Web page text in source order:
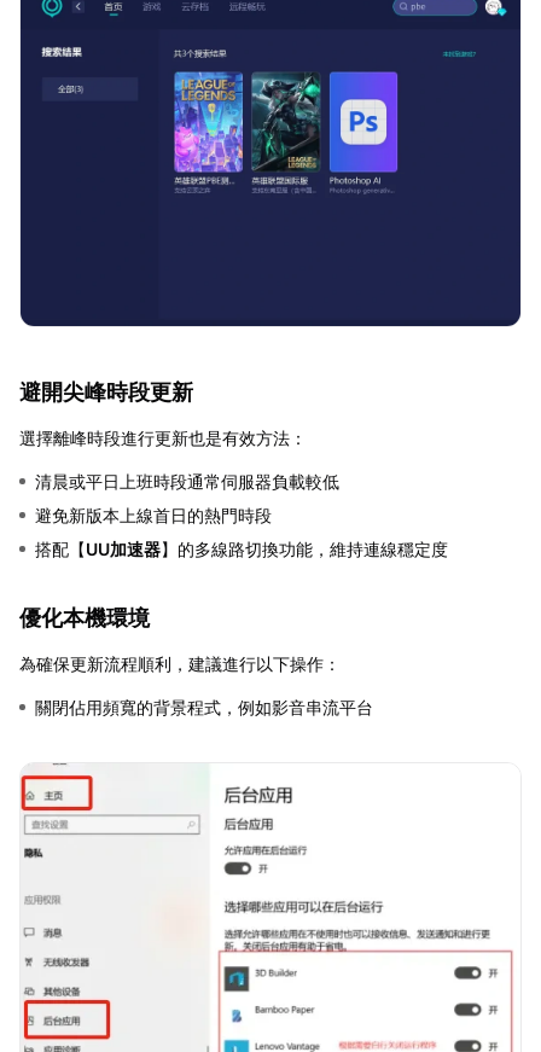
避開尖峰時段更新
選擇離峰時段進行更新也是有效方法：
清晨或平日上班時段通常伺服器負載較低
避免新版本上線首日的熱門時段
搭配【UU加速器】的多線路切換功能，維持連線穩定度
優化本機環境
為確保更新流程順利，建議進行以下操作：
關閉佔用頻寬的背景程式，例如影音串流平台